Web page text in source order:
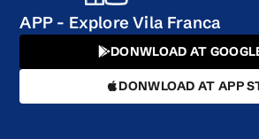
APP - Explore Vila Franca
DONWLOAD AT
DONWLOAD AT APP